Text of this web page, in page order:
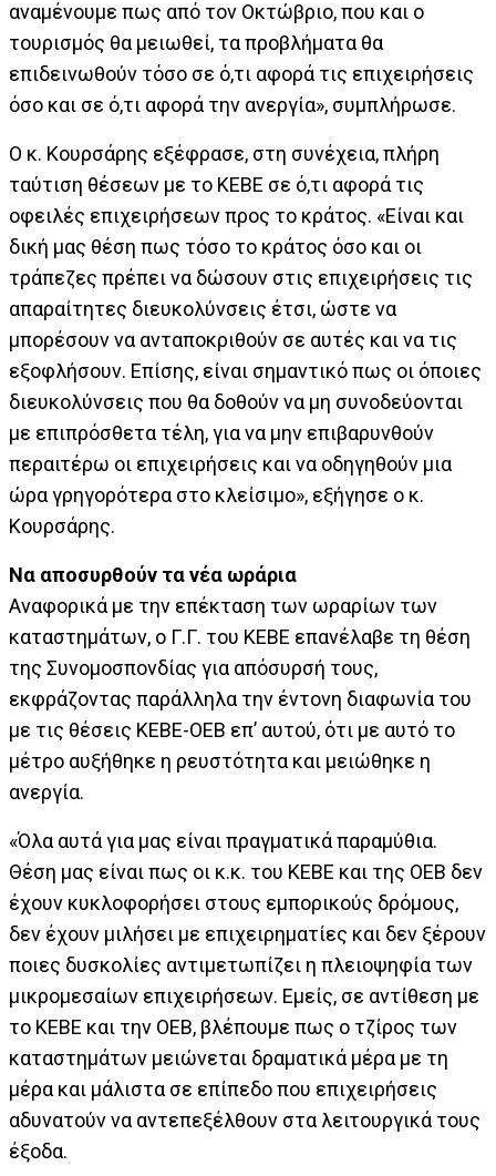
αναμένουμε πως από τον Οκτώβριο, που και ο
τουρισμός θα μειωθεί, τα προβλήματα θα
επιδεινωθούν τόσο σε ό,τι αφορά τις επιχειρήσεις
όσο και σε ό,τι αφορά την ανεργία», συμπλήρωσε.
Ο κ. Κουρσάρης εξέφρασε, στη συνέχεια, πλήρη
ταύτιση θέσεων με το ΚΕΒΕ σε ό,τι αφορά τις
οφειλές επιχειρήσεων προς το κράτος. «Είναι και
δική μας θέση πως τόσο το κράτος όσο και οι
τράπεζες πρέπει να δώσουν στις επιχειρήσεις τις
απαραίτητες διευκολύνσεις έτσι, ώστε να
μπορέσουν να ανταποκριθούν σε αυτές και να τις
εξοφλήσουν. Επίσης, είναι σημαντικό πως οι όποιες
διευκολύνσεις που θα δοθούν να μη συνοδεύονται
με επιπρόσθετα τέλη, για να μην επιβαρυνθούν
περαιτέρω οι επιχειρήσεις και να οδηγηθούν μια
ώρα γρηγορότερα στο κλείσιμο», εξήγησε ο κ.
Κουρσάρης.
Να αποσυρθούν τα νέα ωράρια
Αναφορικά με την επέκταση των ωραρίων των
καταστημάτων, ο Γ.Γ. του ΚΕΒΕ επανέλαβε τη θέση
της Συνομοσπονδίας για απόσυρσή τους,
εκφράζοντας παράλληλα την έντονη διαφωνία του
με τις θέσεις ΚΕΒΕ-ΟΕΒ επ’ αυτού, ότι με αυτό το
μέτρο αυξήθηκε η ρευστότητα και μειώθηκε η
ανεργία.
«Όλα αυτά για μας είναι πραγματικά παραμύθια.
Θέση μας είναι πως οι κ.κ. του ΚΕΒΕ και της ΟΕΒ δεν
έχουν κυκλοφορήσει στους εμπορικούς δρόμους,
δεν έχουν μιλήσει με επιχειρηματίες και δεν ξέρουν
ποιες δυσκολίες αντιμετωπίζει η πλειοψηφία των
μικρομεσαίων επιχειρήσεων. Εμείς, σε αντίθεση με
το ΚΕΒΕ και την ΟΕΒ, βλέπουμε πως ο τζίρος των
καταστημάτων μειώνεται δραματικά μέρα με τη
μέρα και μάλιστα σε επίπεδο που επιχειρήσεις
αδυνατούν να αντεπεξέλθουν στα λειτουργικά τους
έξοδα.